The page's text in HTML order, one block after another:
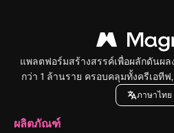
แพลตฟอร์มสร้างสรรค์เพื่อผลักดันผ
กว่า 1 ล้านราย ครอบคลุมทั้งครีเอที
ภาษาไทย
ผลิตภัณฑ์